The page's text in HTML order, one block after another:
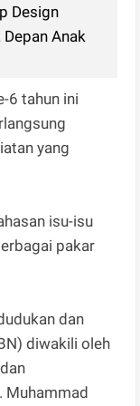
Design
Anak
6 tahun ini
yang
isu-isu
pakar
dan
diwakili oleh
Muhammad